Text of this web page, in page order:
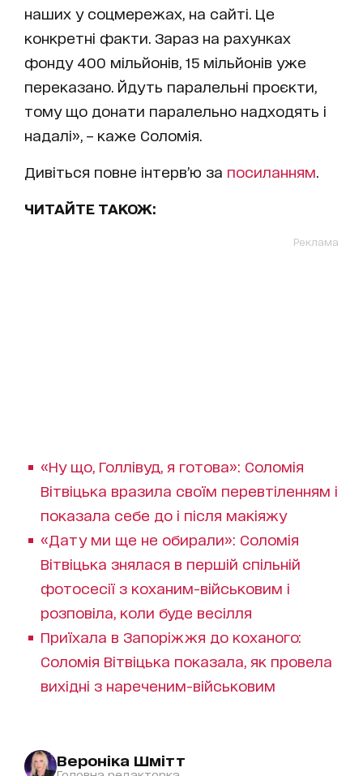
наших у соцмережах, на сайті. Це
конкретні факти. Зараз на рахунках
фонду 400 мільйонів, 15 мільйонів уже
переказано. Йдуть паралельні проєкти,
тому що донати паралельно надходять і
надалі», – каже Соломія.
Дивіться повне інтерв’ю за посиланням
ЧИТАЙТЕ ТАКОЖ:
Реклама
«Ну що, Голлівуд, я готова»: Соломія
Вітвіцька вразила своїм перевтіленням і
показала себе до і після макіяжу
«Дату ми ще не обирали»: Соломія
Вітвіцька знялася в першій спільній
фотосесії з коханим-військовим і
розповіла, коли буде весілля
Приїхала в Запоріжжя до коханого:
Соломія Вітвіцька показала, як провела
вихідні з нареченим-військовим
Вероніка Шмітт